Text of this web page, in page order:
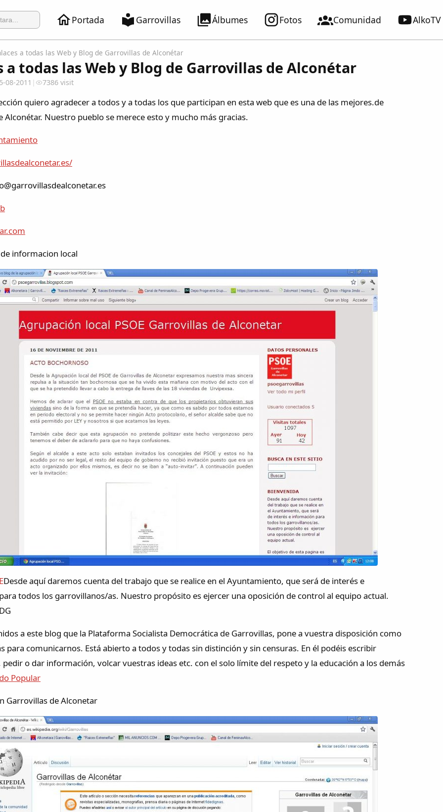
Portada Garrovillas Álbumes Fotos Comunidad AlkoTV
a todas las Web y Blog de Garrovillas de Alconétar
a todas las Web y Blog de Garrovillas de Alconétar
08-2011 | 7386 visit
quiero agradecer a todos y a todas los que participan en esta web que es una de las mejores.de
Alconétar. Nuestro pueblo se merece esto y mucho más gracias.
informacion local
Desde aquí daremos cuenta del trabajo que se realice en el Ayuntamiento, que será de interés e
todos los garrovillanos/as. Nuestro propósito es ejercer una oposición de control al equipo actual.
a este blog que la Plataforma Socialista Democrática de Garrovillas, pone a vuestra disposición como
para comunicarnos. Está abierto a todos y todas sin distinción y sin censuras. En él podéis escribir
o dar información, volcar vuestras ideas etc. con el solo límite del respeto y la educación a los demás
Popular
Garrovillas de Alconetar